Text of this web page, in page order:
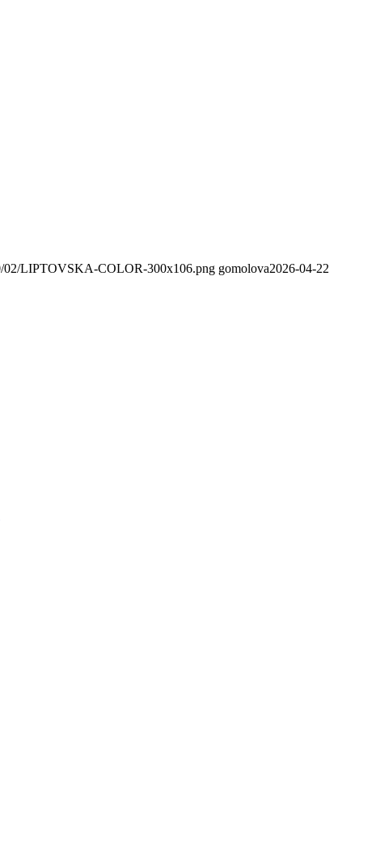
02/LIPTOVSKA-COLOR-300x106.png gomolova2026-04-22